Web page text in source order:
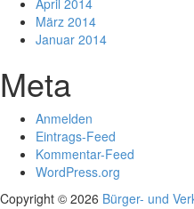
April 2014
März 2014
Januar 2014
Meta
Anmelden
Eintrags-Feed
Kommentar-Feed
WordPress.org
Copyright © 2026 Bürger- und